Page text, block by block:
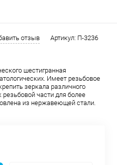
отзыв Артикул: П-3236
шестигранная
Имеет резьбовое
зеркала различного
части для более
из нержавеющей стали.